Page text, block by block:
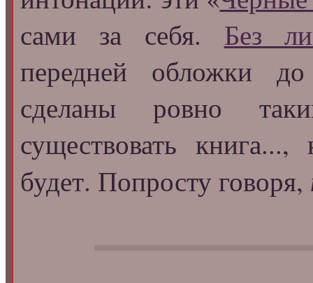
сами за себя. Без
передней обложки
сделаны ровно
существовать
будет. Попросту говоря,